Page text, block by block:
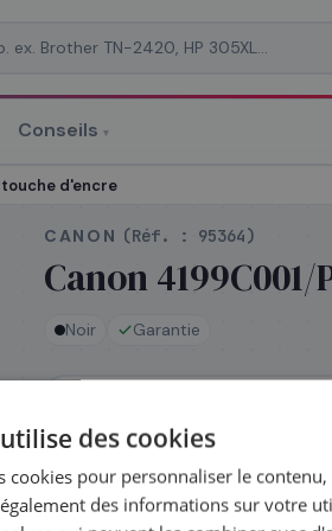
Conseils ▾
d'encre
CANON (Réf. : 95364)
Canon
Noir Garantie
Expédié le jour même —
Complétez la sériePFI-300
*
des cookies
cookies pour personnaliser le
des informations sur votre